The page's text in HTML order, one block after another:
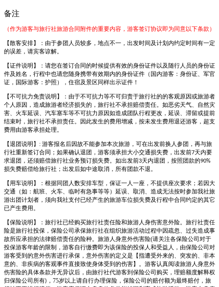
备注
（作为游客与旅行社旅游合同附件的重要内容，游客签订协议即为同意以下条款）
【散客安排】：由于参团人员较多，地点不一，出发时间及计划内约定时间有一定
的误差，请宾客谅解。
【证件说明】：请您在签订合同的时候提供有效的身份证件以及随行人员的身份证
件及姓名，行程中也请您随身携带有效期内的身份证件（国内游客：身份证、军官
证，国际游客：护照），住宿及景区同样出示证件！
【不可抗力免责说明】：由于不可抗力等不可归责于旅行社的的客观原因或旅游者
个人原因，造成旅游者经济损失的，旅行社不承担赔偿责任。如恶劣天气、自然灾
害、火车延误、汽车塞车等不可抗力原因如造成团队行程更改，延误、滞留或提前
结束时，旅行社不承担责任。因此发生的费用增减，按未发生费用退还游客，超支
费用由游客承担处理。
【退团说明】: 游客报名后因故不能参加本次旅游，可在出发前换人参团，再与旅
行社重新签订合同；如果确认退团，游客须承担大小交通损失费，出发前7天内要
求退团，还须赔偿旅行社业务预订损失费。如出发前3天内退团，按照团款的90%
损失费赔偿给旅行社；出发后如中途取消，所有团款不退。
【用车说明】：根据同团人数安排车型，保证一人一座，不提供座次要求；若因大
交通（如：航班、火车、临时有急事等等）延误、取消、造成无法按时参加我社旅
游出团计划者，须向我社支付已经产生的旅游车位损失费及行程中合同约定的其它
已产生费用。
【保险说明】：旅行社已经购买旅行社责任险和旅游人身伤害意外险。旅行社责任
险是旅行社投保，保险公司承保旅行社在组织旅游活动过程中因疏忽、过失造成事
故所应承担的法律赔偿责任的险种。旅游人身意外伤害险(请关注各保险公司对于
投保游客年龄的限制，游客自行缴费即为该保险的投保人和受益人，由保险公司对
游客受到的意外伤害进行承保，意外伤害的定义是【指遭受外来的、突发的、非本
意的、非疾病的客观事件直接致使身体受到的伤害】。游客认真阅读旅游人身意外
伤害险的具体条款并无异议后，由旅行社代游客到保险公司购买，理赔额度解释权
归保险公司所有) ， 75岁以上请自行办理保险，保险公司的赔付额为最终赔付，旅